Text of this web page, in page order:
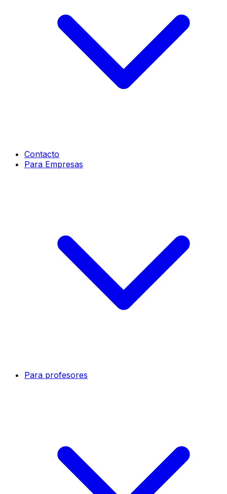
Contacto
Para Empresas
Para profesores